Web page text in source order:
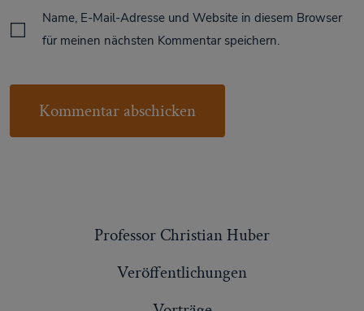
Name, E-Mail-Adresse und Website in diesem Browser
für meinen nächsten Kommentar speichern.
Professor Christian Huber
Veröffentlichungen